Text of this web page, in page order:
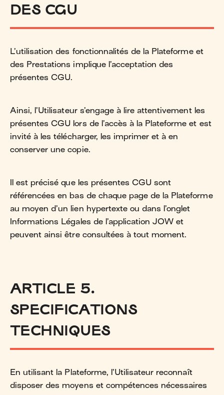
DES CGU
L’utilisation des fonctionnalités de la Plateforme et
des Prestations implique l’acceptation des
présentes CGU.
Ainsi, l’Utilisateur s’engage à lire attentivement les
présentes CGU lors de l’accès à la Plateforme et est
invité à les télécharger, les imprimer et à en
conserver une copie.
Il est précisé que les présentes CGU sont
référencées en bas de chaque page de la Plateforme
au moyen d’un lien hypertexte ou dans l’onglet
Informations Légales de l’application JOW et
peuvent ainsi être consultées à tout moment.
ARTICLE 5.
SPECIFICATIONS
TECHNIQUES
En utilisant la Plateforme, l’Utilisateur reconnaît
disposer des moyens et compétences nécessaires